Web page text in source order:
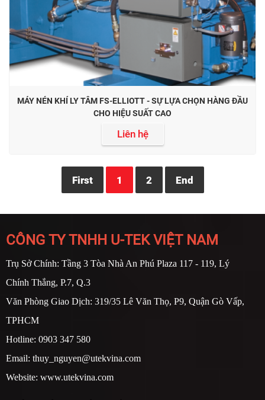
MÁY NÉN KHÍ LY TÂM FS-ELLIOTT - SỰ LỰA CHỌN HÀNG ĐẦU
CHO HIỆU SUẤT CAO
Liên hệ
First 1 2 End
CÔNG TY TNHH U-TEK VIỆT NAM
Trụ Sở Chính: Tầng 3 Tòa Nhà An Phú Plaza 117 - 119, Lý
Chính Thắng, P.7, Q.3
Văn Phòng Giao Dịch: 319/35 Lê Văn Thọ, P9, Quận Gò Vấp,
TPHCM
Hotline: 0903 347 580
Email: thuy_nguyen@utekvina.com
Website: www.utekvina.com